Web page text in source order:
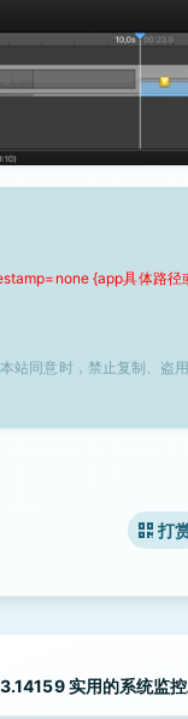
{app具体路径
站同意时，禁止复制、盗
打
实用的系统监